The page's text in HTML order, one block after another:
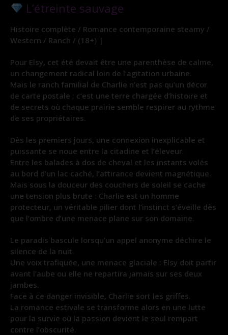
L’étreinte sauvage
Histoire complète / Romance contemporaine steamy /
Western / Ranch / (18+) |
Pour Elsy, cet été devait être une parenthèse de calme,
un changement radical loin de l’agitation urbaine.
Mais le ranch familial de Charlie n’est pas qu’un décor
de carte postale ; c’est une terre chargée d’histoire et
de secrets où chaque prairie semble respirer au rythme
de ses propriétaires.
Dès les premiers jours, une connexion inexplicable et
puissante se noue entre la citadine et l’éleveur.
Entre les balades à dos de cheval et les instants volés
au bord d’un lac caché, l’attirance devient magnétique.
Mais sous la douceur des couchers de soleil se cache
une tension plus brute : Charlie est un homme
protecteur, un véritable pilier dont l’instinct s’éveille dès
que l’ombre d’une menace plane sur son domaine.
Le paradis bascule lorsqu’un appel anonyme déchire le
silence de la nuit.
Une voix trafiquée, une menace glaciale : Elsy doit partir
avant l’aube ou elle ne repartira jamais sur ses deux
jambes.
Face à ce danger invisible, Charlie sort les griffes.
La romance estivale se transforme alors en une lutte
pour la survie où la passion devient le seul rempart
contre l’obscurité.